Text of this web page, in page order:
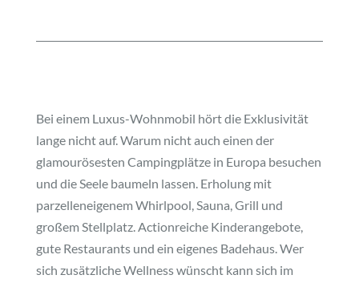
Bei einem Luxus-Wohnmobil hört die Exklusivität
lange nicht auf. Warum nicht auch einen der
glamourösesten Campingplätze in Europa besuchen
und die Seele baumeln lassen. Erholung mit
parzelleneigenem Whirlpool, Sauna, Grill und
großem Stellplatz. Actionreiche Kinderangebote,
gute Restaurants und ein eigenes Badehaus. Wer
sich zusätzliche Wellness wünscht kann sich im